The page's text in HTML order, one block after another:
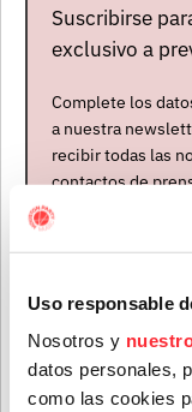
Uso responsable
Nosotros y
datos personales,
como las cookies
gira
MONO
06 FEB. 2027
+MONO
Apolo
Suscribirse
exclusivo a
Complete los
a nuestra
recibir todas las
contactos de
formar parte de
Apellidos